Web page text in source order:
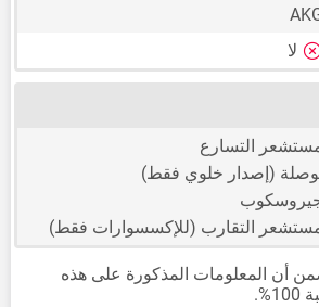
لا
التسارع
(إصدار خلوي فقط)
التقارب (للإكسسوارات فقط)
أن المعلومات المذكورة على هذه